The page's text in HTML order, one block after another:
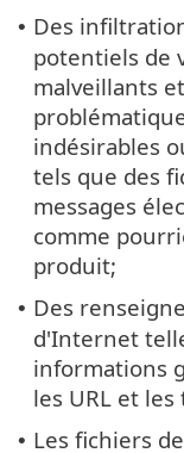
• Des
potentiels de
malveillants
indésirables
tels que des
messages
comme
produit;
• Des
d'Internet
informations
les URL et
• Les fichiers